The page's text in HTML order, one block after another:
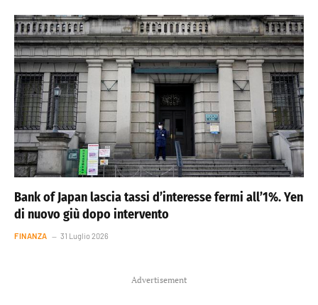
Bank of Japan lascia tassi d’interesse fermi all’1%. Yen
di nuovo giù dopo intervento
FINANZA 31 Luglio 2026
Advertisement